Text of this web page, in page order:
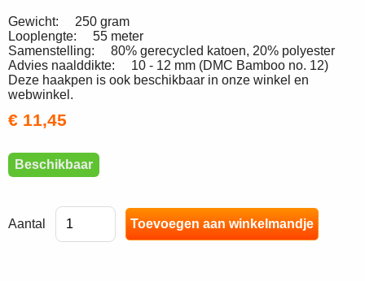
Gewicht: 250 gram
Looplengte: 55 meter
Samenstelling: 80% gerecycled katoen, 20% polyester
Advies naalddikte: 10 - 12 mm (DMC Bamboo no. 12)
Deze haakpen is ook beschikbaar in onze winkel en
webwinkel.
€ 11,45
Beschikbaar
Aantal